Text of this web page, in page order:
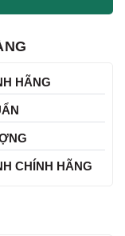
HÃNG
CHÍNH HÃNG